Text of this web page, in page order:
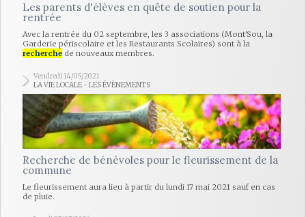
Les parents d'élèves en quête de soutien pour la
rentrée
Avec la rentrée du 02 septembre, les 3 associations (Mont'Sou, la
Garderie périscolaire et les Restaurants Scolaires) sont à la
recherche de nouveaux membres.
Vendredi 14/05/2021
LA VIE LOCALE - LES ÉVÈNEMENTS
Recherche de bénévoles pour le fleurissement de la
commune
Le fleurissement aura lieu à partir du lundi 17 mai 2021 sauf en cas
de pluie.